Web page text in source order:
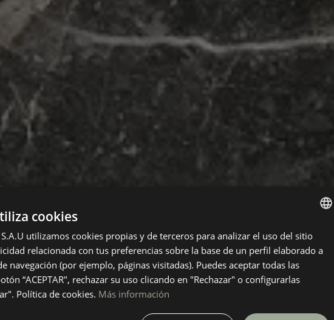
SPANISH
ENGLISH
cookies
S.A.U utilizamos cookies propias y de terceros para analizar el uso del sitio
relacionada con tus preferencias sobre la base de un perfil elaborado a
navegación (por ejemplo, páginas visitadas). Puedes aceptar todas las
“ACEPTAR", rechazar su uso clicando en "Rechazar" o configurarlas
Política de cookies. Más información